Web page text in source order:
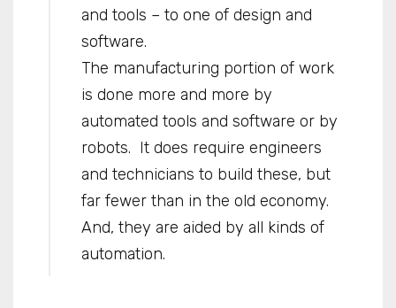
and tools – to one of design and
software.
The manufacturing portion of work
is done more and more by
automated tools and software or by
robots. It does require engineers
and technicians to build these, but
far fewer than in the old economy.
And, they are aided by all kinds of
automation.